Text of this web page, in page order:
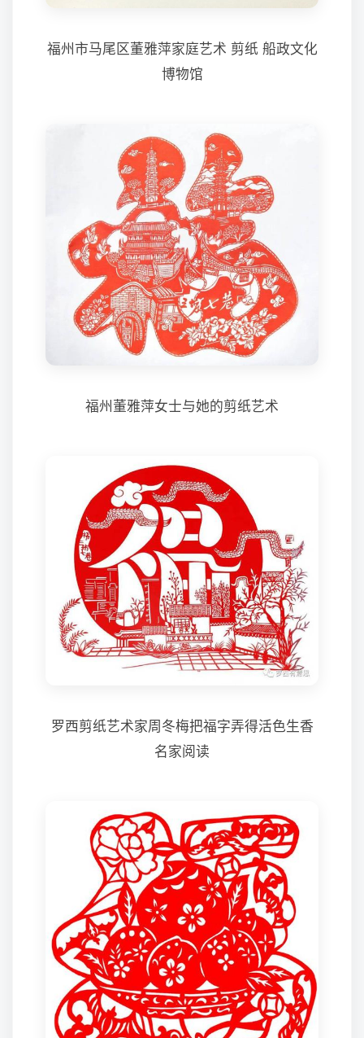
福州市马尾区董雅萍家庭艺术 剪纸 船政文化
博物馆
福州董雅萍女士与她的剪纸艺术
罗西剪纸艺术家周冬梅把福字弄得活色生香
名家阅读